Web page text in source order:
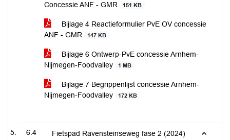
Concessie ANF - GMR
151 KB
Bijlage 4 Reactieformulier PvE OV concessie
ANF - GMR
147 KB
Bijlage 6 Ontwerp-PvE concessie Arnhem-
Nijmegen-Foodvalley
1 MB
Bijlage 7 Begrippenlijst concessie Arnhem-
Nijmegen-Foodvalley
172 KB
6.4 Fietspad Ravensteinseweg fase 2 (2024)